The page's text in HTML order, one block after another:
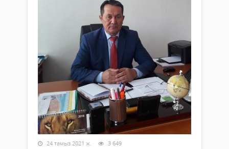
24 тамыз 2021 ж. 3 649